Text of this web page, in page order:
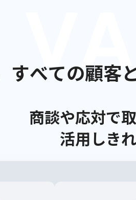
すべての顧客
商談や応対で
活用しき